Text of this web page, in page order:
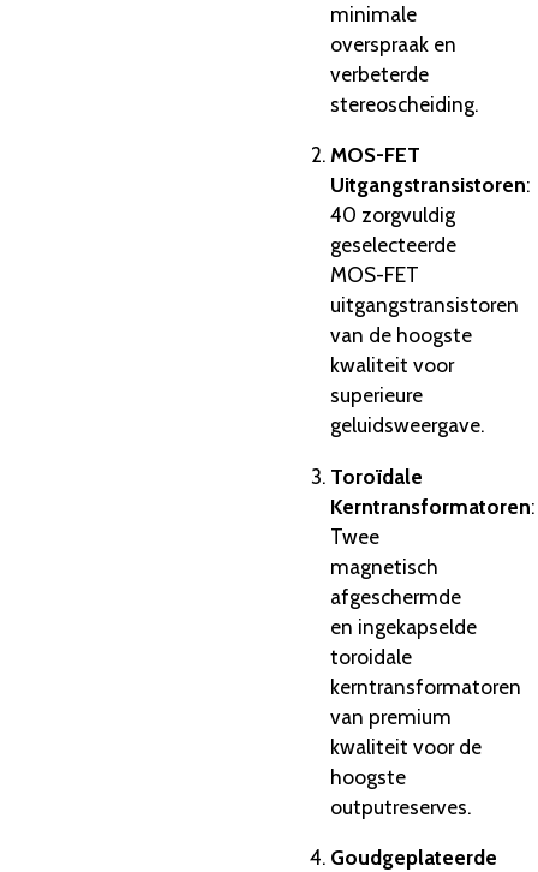
minimale
overspraak en
verbeterde
stereoscheiding.
MOS-FET
Uitgangstransistoren:
40 zorgvuldig
geselecteerde
MOS-FET
uitgangstransistoren
van de hoogste
kwaliteit voor
superieure
geluidsweergave.
Toroïdale
Kerntransformatoren:
Twee
magnetisch
afgeschermde
en ingekapselde
toroidale
kerntransformatoren
van premium
kwaliteit voor de
hoogste
outputreserves.
Goudgeplateerde